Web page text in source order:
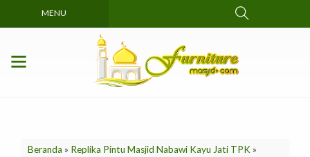
MENU
Beranda » Replika Pintu Masjid Nabawi Kayu Jati TPK »